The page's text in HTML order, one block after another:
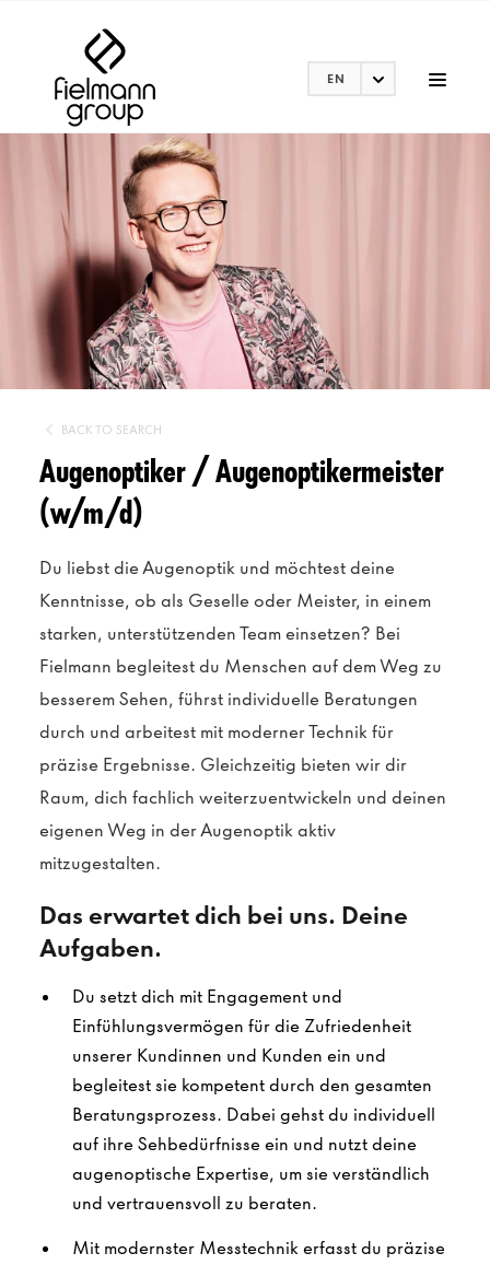
EN
BACK TO SEARCH
Augenoptiker / Augenoptikermeister
(w/m/d)
Du liebst die Augenoptik und möchtest deine
Kenntnisse, ob als Geselle oder Meister, in einem
starken, unterstützenden Team einsetzen? Bei
Fielmann begleitest du Menschen auf dem Weg zu
besserem Sehen, führst individuelle Beratungen
durch und arbeitest mit moderner Technik für
präzise Ergebnisse. Gleichzeitig bieten wir dir
Raum, dich fachlich weiterzuentwickeln und deinen
eigenen Weg in der Augenoptik aktiv
mitzugestalten.
Das erwartet dich bei uns. Deine
Aufgaben.
Du setzt dich mit Engagement und
Einfühlungsvermögen für die Zufriedenheit
unserer Kundinnen und Kunden ein und
begleitest sie kompetent durch den gesamten
Beratungsprozess. Dabei gehst du individuell
auf ihre Sehbedürfnisse ein und nutzt deine
augenoptische Expertise, um sie verständlich
und vertrauensvoll zu beraten.
Mit modernster Messtechnik erfasst du präzise